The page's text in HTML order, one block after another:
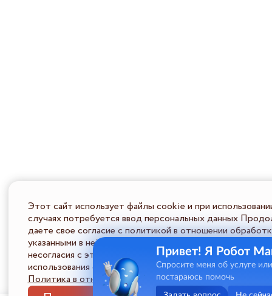
Этот сайт использует файлы cookie и при
случаях потребуется ввод персональных данных
даете свое согласие с политикой в отношении
указанными в ней условиями обработки персональной
несогласия с этими условиями Пользователь должен
использования сайта.
Политика в отношении обработки ПД
Привет! Я Робот
Спросите меня об услуге
постараюсь помочь